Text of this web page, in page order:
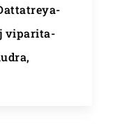
viparita-